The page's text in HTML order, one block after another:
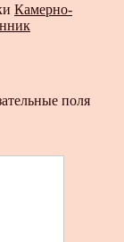
Камерно-
поля